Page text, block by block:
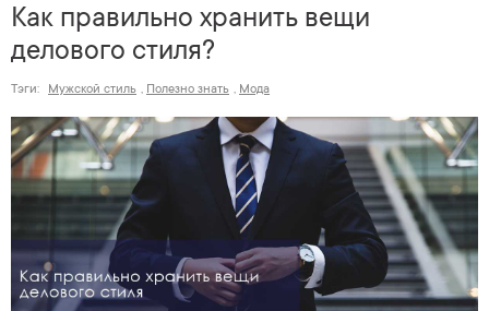
Как правильно хранить вещи
делового стиля?
Тэги: Мужской стиль , Полезно знать , Мода